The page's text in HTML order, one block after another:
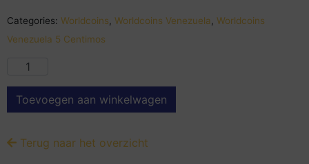
Categories: Worldcoins Worldcoins Venezuela Worldcoins
Venezuela 5 Centimos
Toevoegen aan winkelwagen
Terug naar het overzicht